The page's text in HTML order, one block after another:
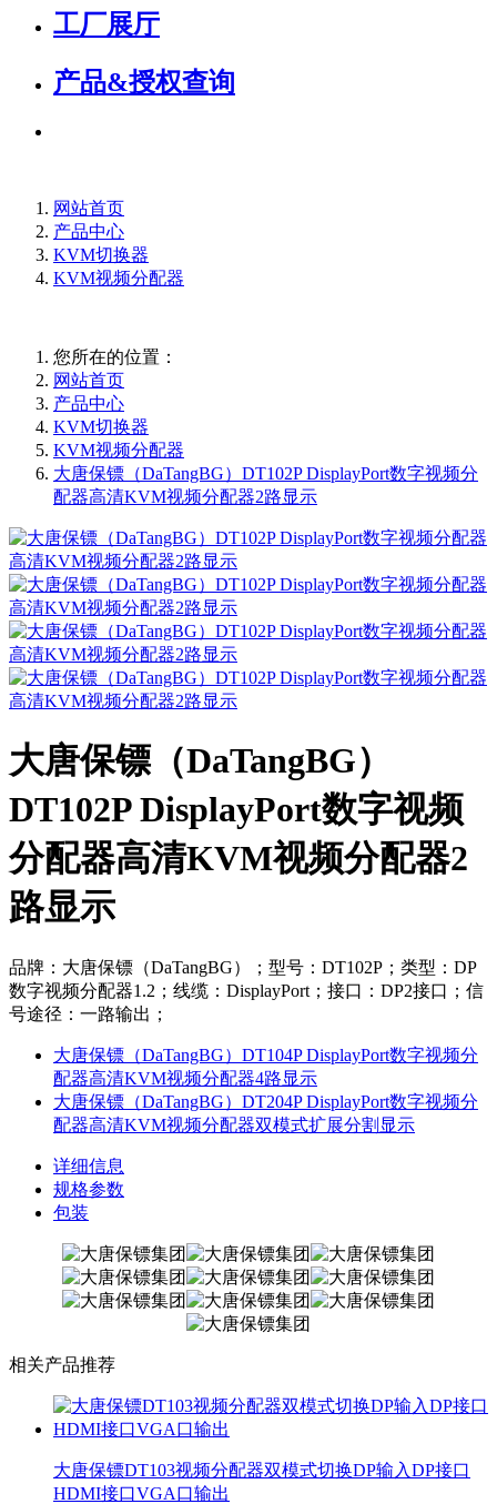
工厂展厅
产品&授权查询
网站首页
产品中心
KVM切换器
KVM视频分配器
您所在的位置：
网站首页
产品中心
KVM切换器
KVM视频分配器
大唐保镖（DaTangBG）DT102P DisplayPort数字视频分
配器高清KVM视频分配器2路显示
大唐保镖（DaTangBG）
DT102P DisplayPort数字视频
分配器高清KVM视频分配器2
路显示
品牌：大唐保镖（DaTangBG）；型号：DT102P；类型：DP
数字视频分配器1.2；线缆：DisplayPort；接口：DP2接口；信
号途径：一路输出；
大唐保镖（DaTangBG）DT104P DisplayPort数字视频分
配器高清KVM视频分配器4路显示
大唐保镖（DaTangBG）DT204P DisplayPort数字视频分
配器高清KVM视频分配器双模式扩展分割显示
详细信息
规格参数
包装
相关产品推荐
大唐保镖DT103视频分配器双模式切换DP输入DP接口
HDMI接口VGA口输出